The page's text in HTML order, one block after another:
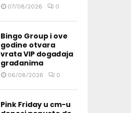
07/08/2026 0
Bingo Group i ove
godine otvara
vrata VIP događaja
građanima
06/08/2026 0
Pink Friday u cm-u